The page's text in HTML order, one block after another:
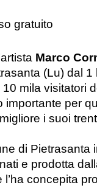
gratuito
Marco
(Lu) dal 1
mila visitatori
per
i suoi
di Pietrasanta
e prodotta
concepita